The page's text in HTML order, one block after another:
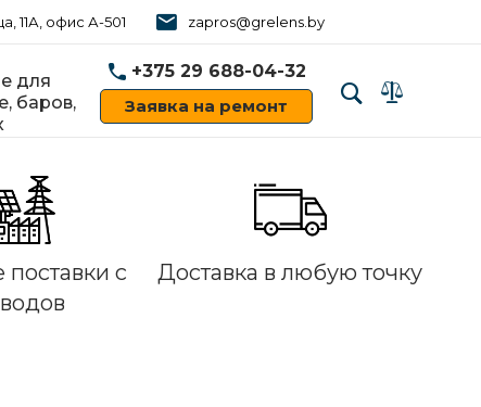
11А, офис А-501 zapros@grelens.by
для
баров,
+375 29 688-04-32
Заявка на ремонт
с
Доставка в любую точку